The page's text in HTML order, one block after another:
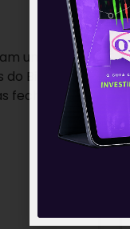
um
do Bitcoin.
fechou,